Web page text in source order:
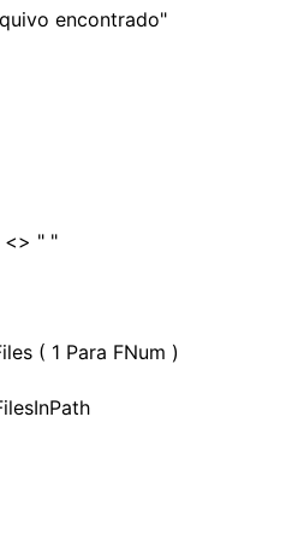
encontrado"
<> " "
( 1 Para FNum )